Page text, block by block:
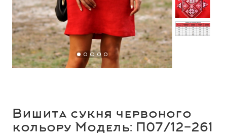
Вишита сукня червоного
кольору Модель: П07/12-261